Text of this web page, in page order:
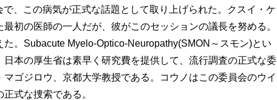
、この病気が正式な話題として取り上げられた。クスイ・ケ
初の医師の一人だが、彼がこのセッションの議長を努める。
。Subacute Myelo-Optico-Neuropathy(SMON～スモン)とい
本の厚生省は素早く研究費を提供して、流行調査の正式な委
ゴジロウ、京都大学教授である。コウノはこの委員会のウイ
式な捜索である。